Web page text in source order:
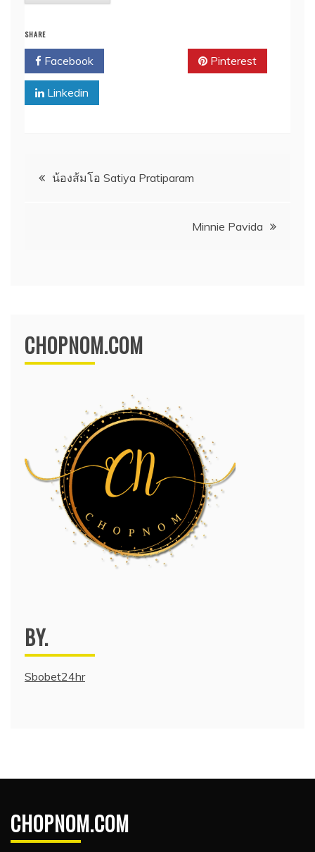
SHARE
Facebook Pinterest
Linkedin
แนะแนว
น้องส้มโอ Satiya Pratiparam
Minnie Pavida
CHOPNOM.COM
BY.
Sbobet24hr
CHOPNOM.COM